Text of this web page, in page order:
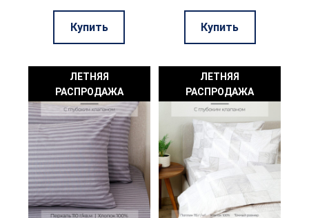
Купить
несколько
Опции
можно
выбрать
на
странице
товара.
цена
составляла
2744₽.
цена:
Купить
ЛЕТНЯЯ
РАСПРОДАЖА
ЛЕТНЯЯ
РАСПРОДАЖА